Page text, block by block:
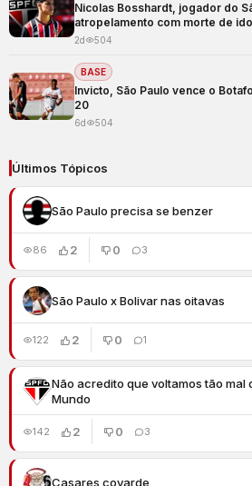
Nicolas Bosshardt, jogador do
atropelamento com morte de
2d 504
BASE
Invicto, São Paulo vence o
20
6d 504
Últimos Tópicos
São Paulo precisa se benzer
86 2 0 3
São Paulo x Bolivar nas oitavas
122 2 0 1
Não acredito que voltamos tão mal
Mundo
142 2 0 3
Casares covarde